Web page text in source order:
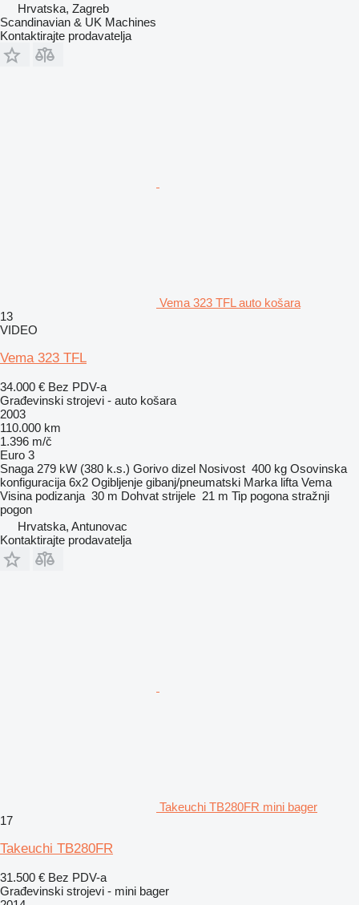
Hrvatska, Zagreb
Scandinavian & UK Machines
Kontaktirajte prodavatelja
Vema 323 TFL auto košara
13
VIDEO
Vema 323 TFL
34.000 € Bez PDV-a
Građevinski strojevi - auto košara
2003
110.000 km
1.396 m/č
Euro 3
Snaga 279 kW (380 k.s.) Gorivo dizel Nosivost 400 kg Osovinska
konfiguracija 6x2 Ogibljenje gibanj/pneumatski Marka lifta Vema
Visina podizanja 30 m Dohvat strijele 21 m Tip pogona stražnji
pogon
Hrvatska, Antunovac
Kontaktirajte prodavatelja
Takeuchi TB280FR mini bager
17
Takeuchi TB280FR
31.500 € Bez PDV-a
Građevinski strojevi - mini bager